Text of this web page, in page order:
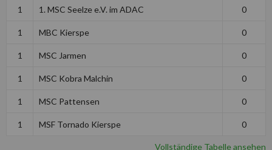
1 1. MSC Seelze e.V. im ADAC 0
1 MBC Kierspe 0
1 MSC Jarmen 0
1 MSC Kobra Malchin 0
1 MSC Pattensen 0
1 MSF Tornado Kierspe 0
Vollständige Tabelle ansehen